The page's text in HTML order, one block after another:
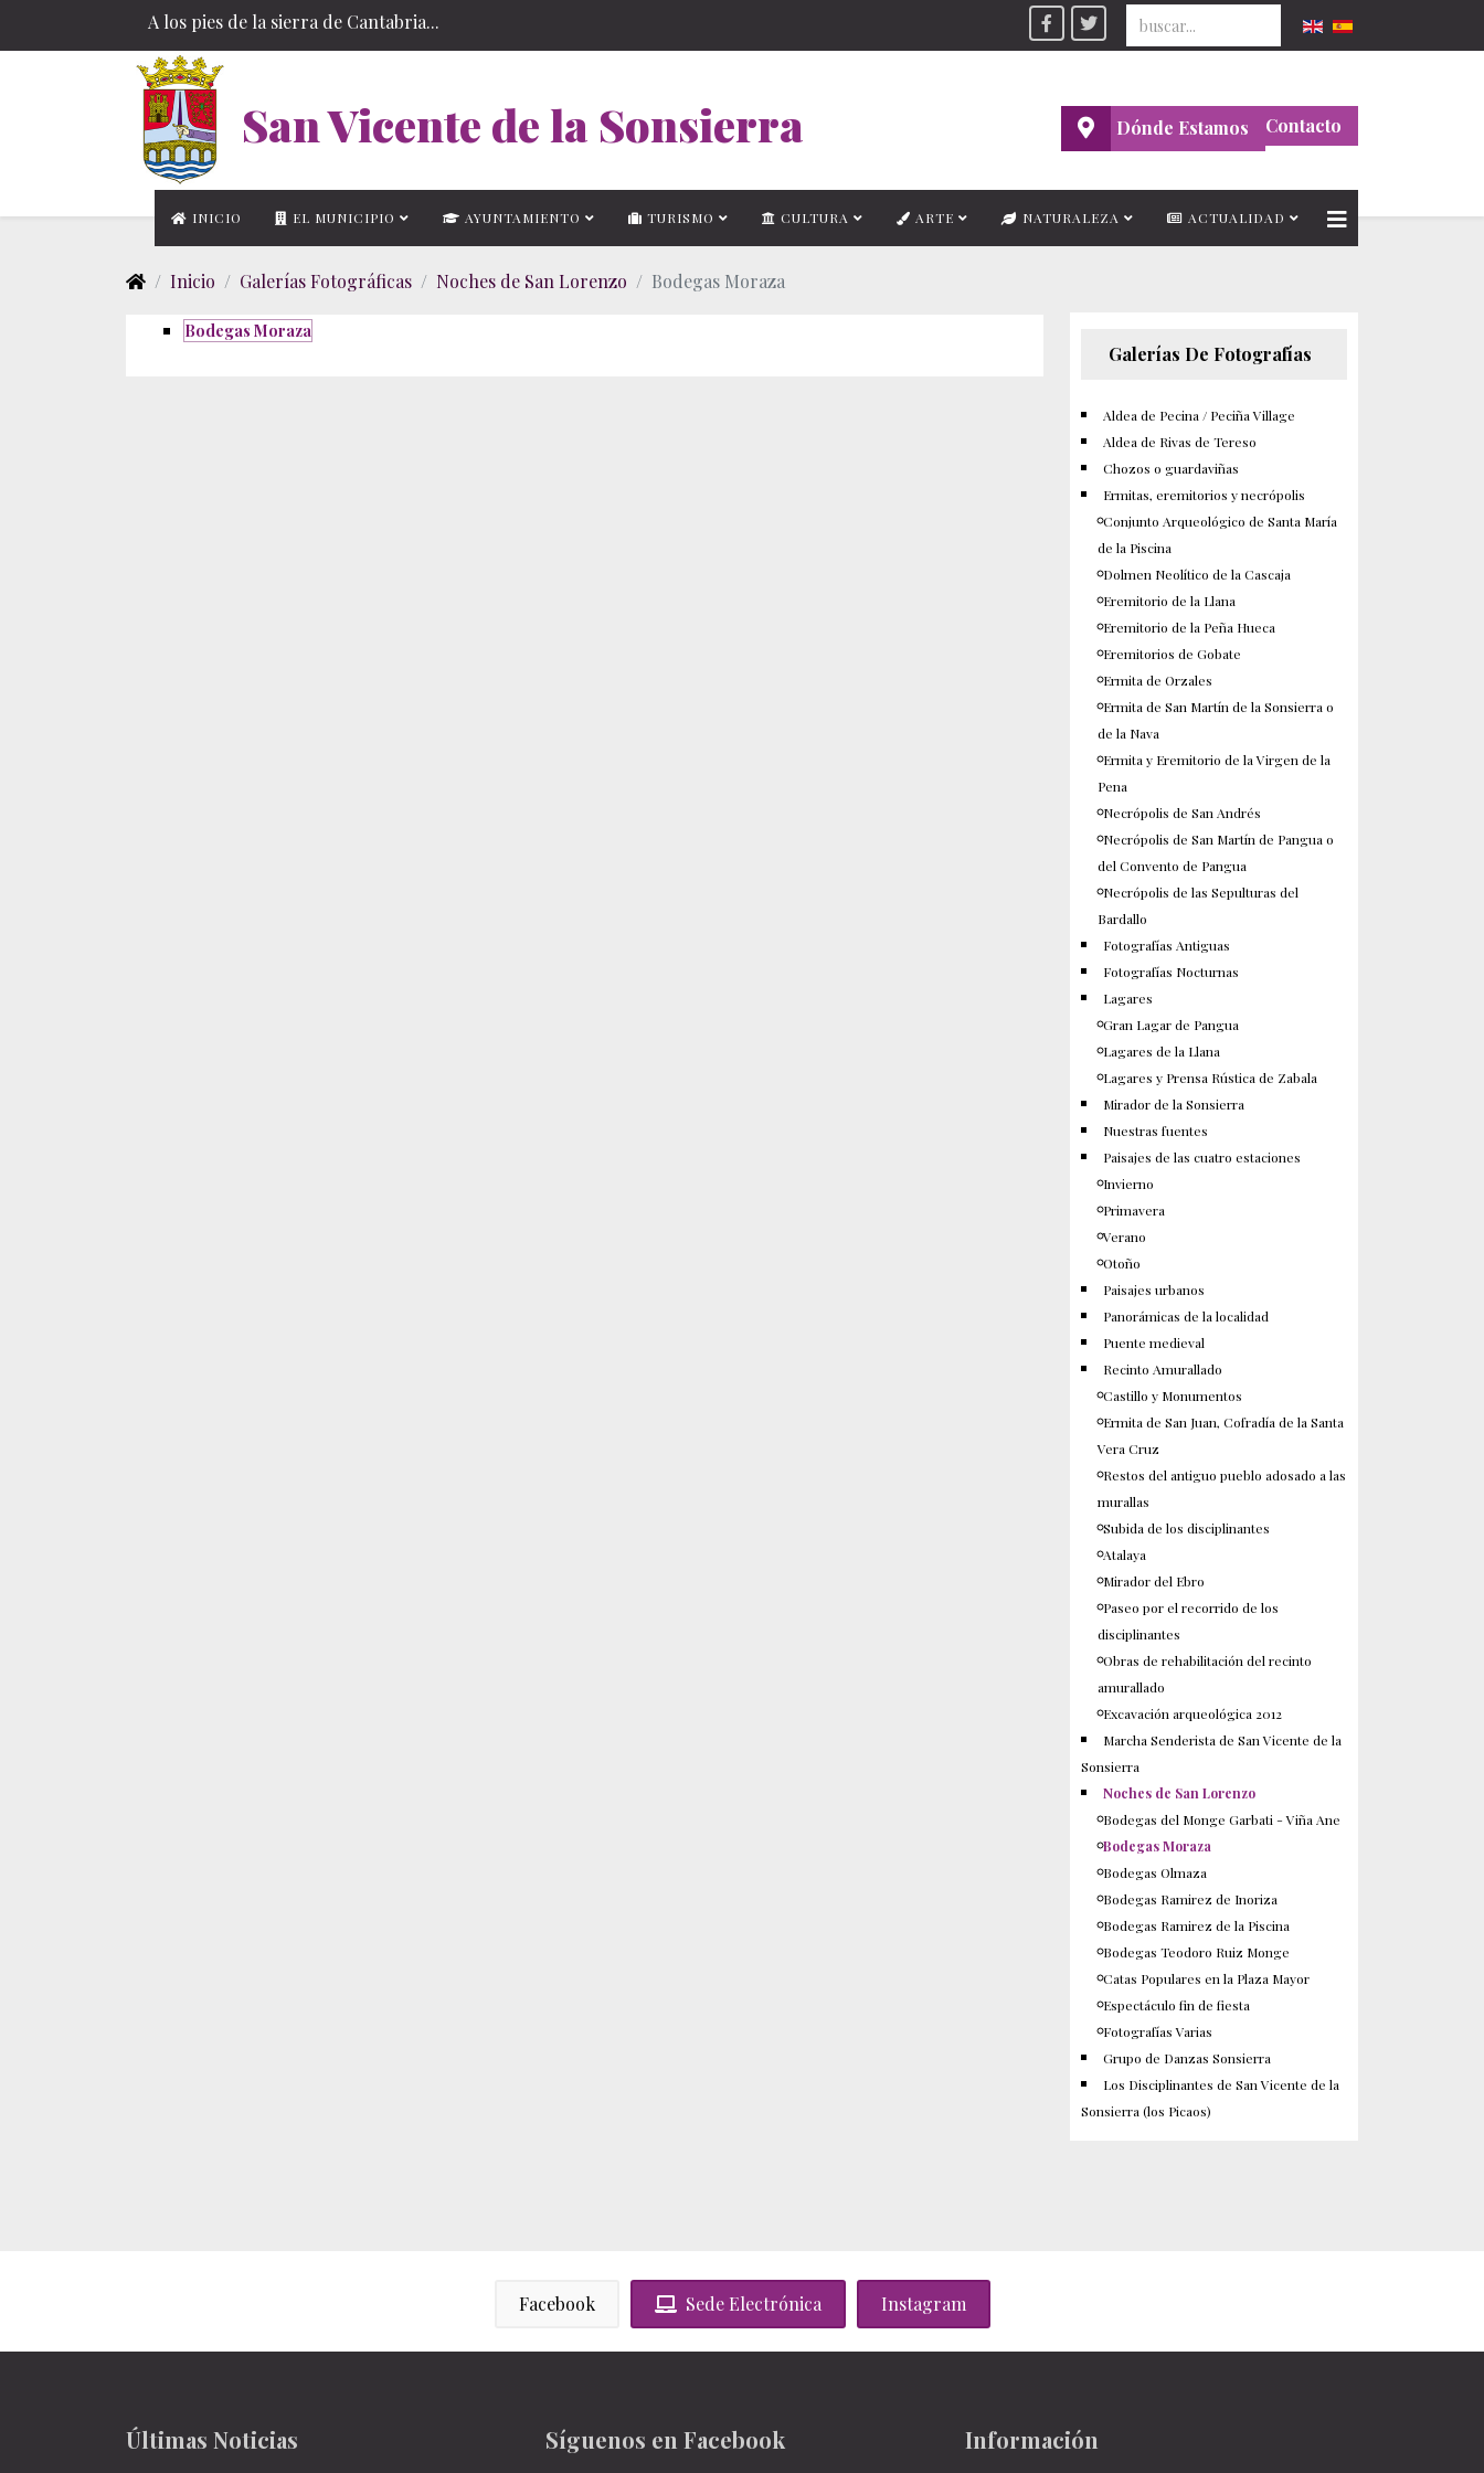
A los pies de la sierra de Cantabria... Seleccione su idioma
San Vicente de la Sonsierra Dónde Estamos Contacto
INICIO EL MUNICIPIO AYUNTAMIENTO TURISMO CULTURA ARTE NATURALEZA ACTUALIDAD
Inicio Galerías Fotográficas Noches de San Lorenzo Bodegas Moraza
Bodegas Moraza
Galerías De Fotografías
Aldea de Pecina / Peciña Village
Aldea de Rivas de Tereso
Chozos o guardaviñas
Ermitas, eremitorios y necrópolis
Conjunto Arqueológico de Santa María
de la Piscina
Dolmen Neolítico de la Cascaja
Eremitorio de la Llana
Eremitorio de la Peña Hueca
Eremitorios de Gobate
Ermita de Orzales
Ermita de San Martín de la Sonsierra o
de la Nava
Ermita y Eremitorio de la Virgen de la
Pena
Necrópolis de San Andrés
Necrópolis de San Martín de Pangua o
del Convento de Pangua
Necrópolis de las Sepulturas del
Bardallo
Fotografías Antiguas
Fotografías Nocturnas
Lagares
Gran Lagar de Pangua
Lagares de la Llana
Lagares y Prensa Rústica de Zabala
Mirador de la Sonsierra
Nuestras fuentes
Paisajes de las cuatro estaciones
Invierno
Primavera
Verano
Otoño
Paisajes urbanos
Panorámicas de la localidad
Puente medieval
Recinto Amurallado
Castillo y Monumentos
Ermita de San Juan, Cofradía de la Santa
Vera Cruz
Restos del antiguo pueblo adosado a las
murallas
Subida de los disciplinantes
Atalaya
Mirador del Ebro
Paseo por el recorrido de los
disciplinantes
Obras de rehabilitación del recinto
amurallado
Excavación arqueológica 2012
Marcha Senderista de San Vicente de la
Sonsierra
Noches de San Lorenzo
Bodegas del Monge Garbati - Viña Ane
Bodegas Moraza
Bodegas Olmaza
Bodegas Ramirez de Inoriza
Bodegas Ramirez de la Piscina
Bodegas Teodoro Ruiz Monge
Catas Populares en la Plaza Mayor
Espectáculo fin de fiesta
Fotografías Varias
Grupo de Danzas Sonsierra
Los Disciplinantes de San Vicente de la
Sonsierra (los Picaos)
Facebook Sede Electrónica Instagram
Últimas Noticias Síguenos en Facebook Información